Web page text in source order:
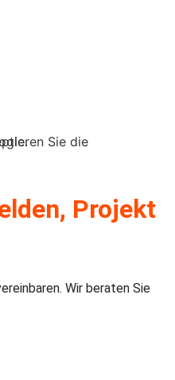
Google.
Projekt
Wir beraten Sie